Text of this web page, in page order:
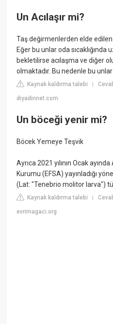
Un Acılaşır mi?
Taş değirmenlerden elde
Eğer bu unlar oda sıcaklığında
bekletilirse acılaşma ve diğer
olmaktadır. Bu nedenle bu
Kaynak kaldırma talebi |
diyadinnet.com
Un böceği yenir mi?
Böcek Yemeye Teşvik
Ayrıca 2021 yılının Ocak
Kurumu (EFSA) yayınladığı
(Lat: "Tenebrio molitor larva")
Kaynak kaldırma talebi |
evrimagaci.org